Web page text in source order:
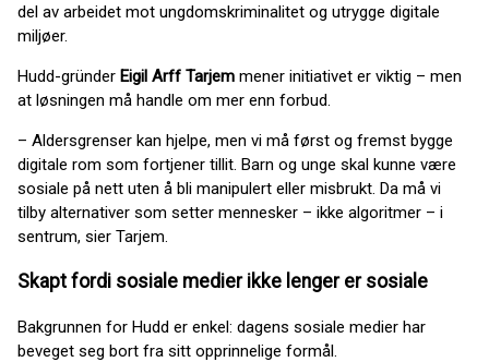
del av arbeidet mot ungdomskriminalitet og utrygge digitale
miljøer.
Hudd-gründer Eigil Arff Tarjem mener initiativet er viktig – men
at løsningen må handle om mer enn forbud.
– Aldersgrenser kan hjelpe, men vi må først og fremst bygge
digitale rom som fortjener tillit. Barn og unge skal kunne være
sosiale på nett uten å bli manipulert eller misbrukt. Da må vi
tilby alternativer som setter mennesker – ikke algoritmer – i
sentrum, sier Tarjem.
Skapt fordi sosiale medier ikke lenger er sosiale
Bakgrunnen for Hudd er enkel: dagens sosiale medier har
beveget seg bort fra sitt opprinnelige formål.